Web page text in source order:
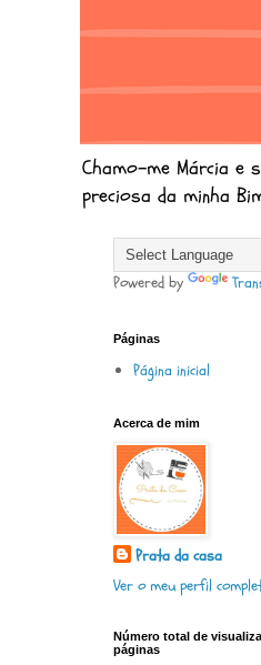
Chamo-me Márcia e
preciosa da minha
Powered by
Páginas
Página inicial
Acerca de mim
Prata da casa
Ver o meu perfil
Número total de
páginas